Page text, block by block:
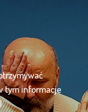
tym informacje